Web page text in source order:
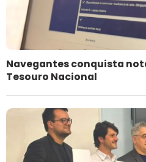
Navegantes conquista
Tesouro Nacional